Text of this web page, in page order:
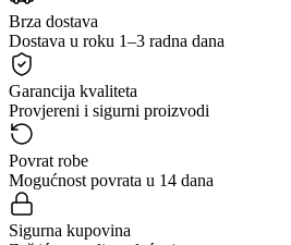
Brza dostava
Dostava u roku 1–3 radna dana
Garancija kvaliteta
Provjereni i sigurni proizvodi
Povrat robe
Mogućnost povrata u 14 dana
Sigurna kupovina